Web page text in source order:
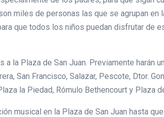
miles de personas las que se agrupan en
que todos los niños puedan disfrutar de
la Plaza de San Juan. Previamente harán
San Francisco, Salazar, Pescote, Dtor.
la Piedad, Rómulo Bethencourt y Plaza
musical en la Plaza de San Juan hasta